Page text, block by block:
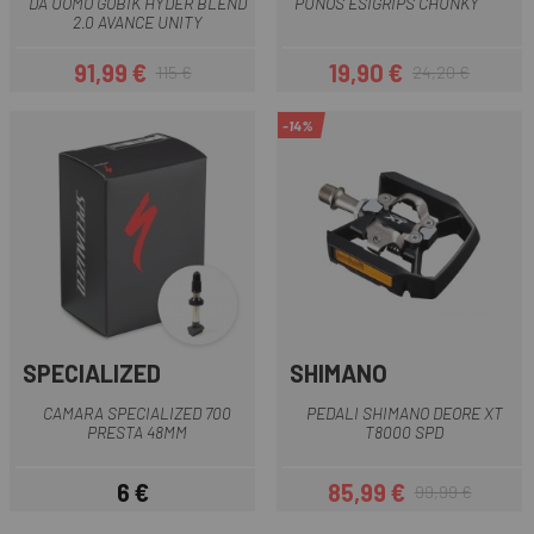
2.0 AVANCE UNITY
Prezzo
91,99 €Prezzo base
115 €
Prezzo
19,90 €Prezzo base
24,20 €
SPECIALIZED
CAMARA SPECIALIZED 700
PRESTA 48MM
Prezzo
6 €
-14%
SHIMANO
PEDALI SHIMANO DEORE XT
T8000 SPD
Prezzo
85,99 €Prezzo base
99,99 €